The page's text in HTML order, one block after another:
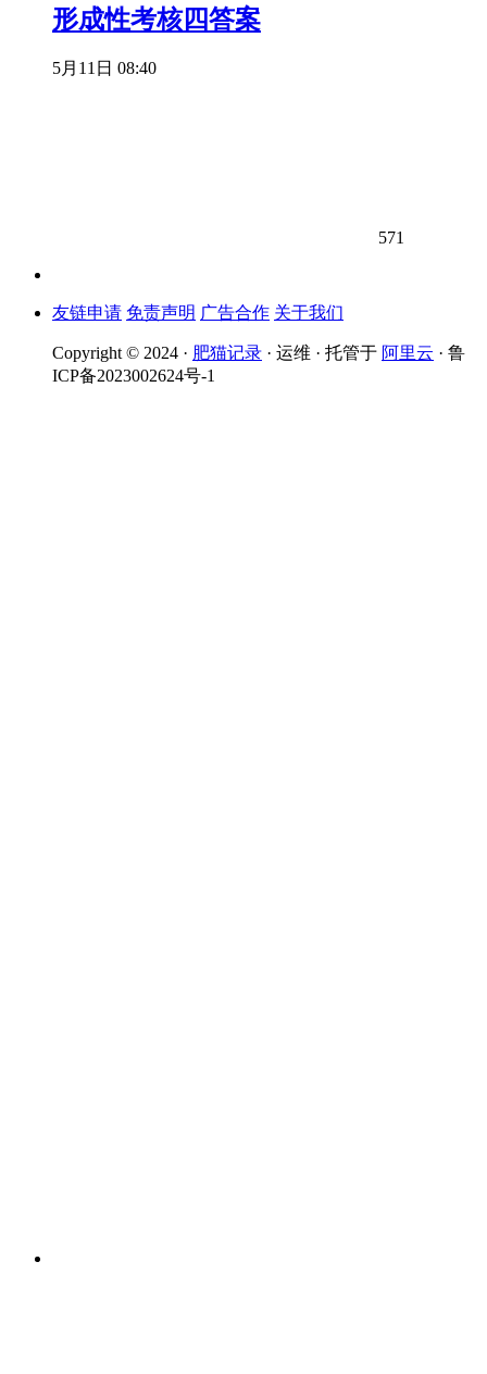
形成性考核四答案
5月11日 08:40
571
友链申请 免责声明 广告合作 关于我们
Copyright © 2024 · 肥猫记录 · 运维 · 托管于 阿里云 · 鲁
ICP备2023002624号-1